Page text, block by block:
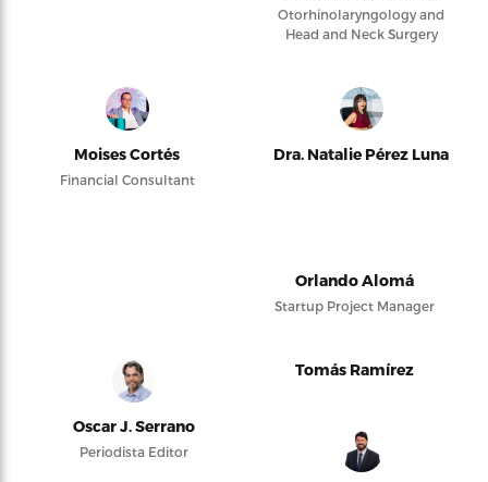
Otorhinolaryngology and
Head and Neck Surgery
Moises Cortés
Financial Consultant
Dra. Natalie Pérez Luna
Orlando Alomá
Startup Project Manager
Oscar J. Serrano
Periodista Editor
Tomás Ramírez